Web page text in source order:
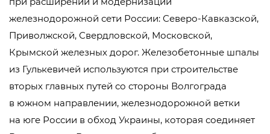
железнодорожной сети России: Северо-Кавказской,
Приволжской, Свердловской, Московской,
Крымской железных дорог. Железобетонные шпалы
из Гулькевичей используются при строительстве
вторых главных путей со стороны Волгограда
в южном направлении, железнодорожной ветки
на юге России в обход Украины, которая соединяет